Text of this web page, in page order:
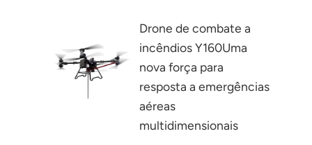
Tiếng Việt
Drone de combate a
incêndios Y160Uma
nova força para
resposta a emergências
aéreas
multidimensionais